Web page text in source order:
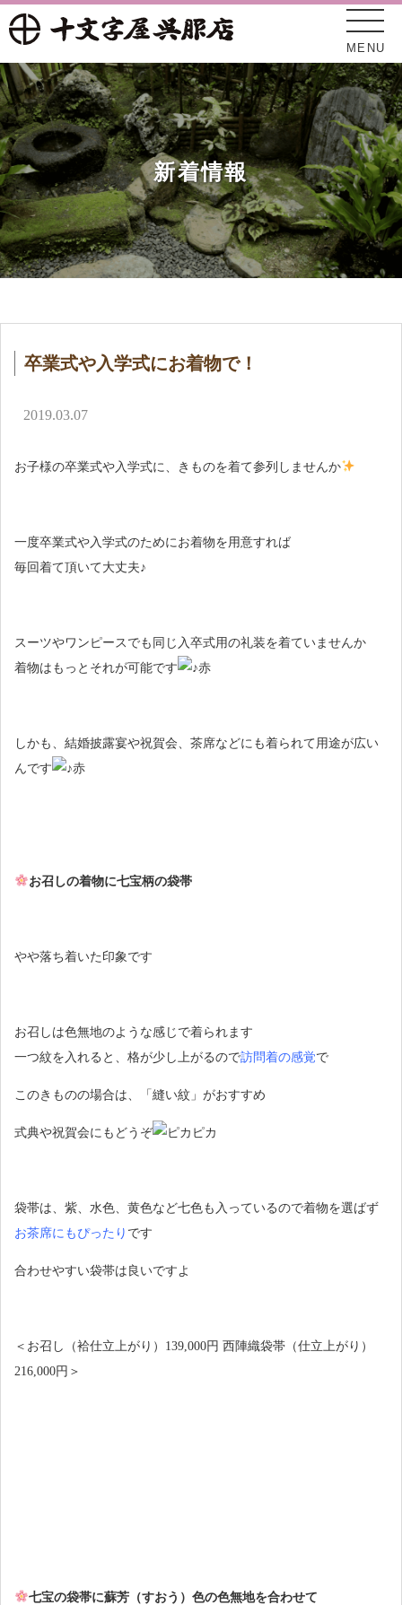
MENU
新着情報
十文字屋について
オンラインショップ
アクセス
新着情報
卒業式や入学式にお着物で！
2019.03.07
お子様の卒業式や入学式に、きものを着て参列しませんか
一度卒業式や入学式のためにお着物を用意すれば
毎回着て頂いて大丈夫♪
スーツやワンピースでも同じ入卒式用の礼装を着ていませんか
着物はもっとそれが可能です
しかも、結婚披露宴や祝賀会、茶席などにも着られて用途が広い
んです
お召しの着物に七宝柄の袋帯
やや落ち着いた印象です
お召しは色無地のような感じで着られます
一つ紋を入れると、格が少し上がるので訪問着の感覚で
このきものの場合は、「縫い紋」がおすすめ
式典や祝賀会にもどうぞ
袋帯は、紫、水色、黄色など七色も入っているので着物を選ばず
お茶席にもぴったり です
合わせやすい袋帯は良いですよ
＜お召し（袷仕立上がり）139,000円 西陣織袋帯（仕立上がり）
216,000円＞
七宝の袋帯に蘇芳（すおう）色の色無地を合わせて